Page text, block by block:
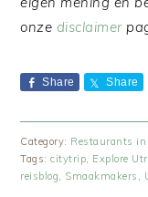
onze disclaimer
Share Share
Category: Restaurants
Tags:citytrip, Explore
reisblog, Smaakmakers ,